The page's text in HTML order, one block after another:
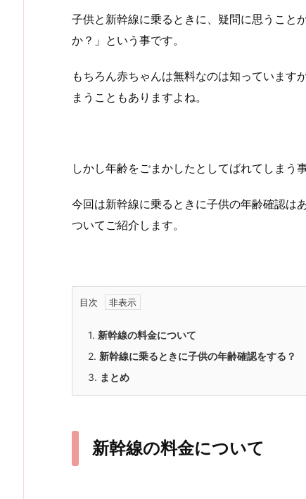
子供と新幹線に乗るときに、疑問に思うこと
か？」という事です。
もちろん赤ちゃんは無料なのは知っていま
まうこともありますよね。
しかし年齢をごまかしたとしてばれてしまう
今回は新幹線に乗るときに子供の年齢確認は
ついてご紹介します。
目次
1. 新幹線の料金について
2. 新幹線に乗るときに子供の年齢確認をする？
3. まとめ
新幹線の料金について